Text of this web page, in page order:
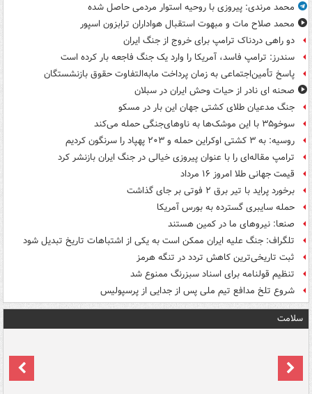
محمد مرندی: پیروزی با روحیه استوار مردمی حاصل شده
محمد صلاح مات و مبهوت استقبال هواداران ترابزون اسپور
دو راهی دردناک ترامپ برای خروج از جنگ ایران
سندرز: ترامپ فاسد، آمریکا را وارد یک جنگ فاجعه بار کرده است
پاسخ تأمین‌اجتماعی به زمان پرداخت مابه‌التفاوت حقوق بازنشستگان
صحنه ای نادر از حیات وحش ایران در سبلان
جنگ مدعیان طلای کشتی جهان این بار در مسکو
سوخو۳۵ با این موشک‌ها به ناوهای‌جنگی حمله می‌کند
روسیه: به ۳ کشتی اوکراین حمله و ۲۰۳ پهپاد را سرنگون کردیم
ترامپ مقاله‌ای را با عنوان پیروزی خیالی در جنگ ایران بازنشر کرد
قیمت جهانی طلا امروز ۱۶ مرداد
برخورد پراید با تیر برق ۲ فوتی بر جای گذاشت
حمله سایبری گسترده به بورس آمریکا
صنعا: نیروهای ما در کمین‌ هستند
تلگراف: جنگ علیه ایران ممکن است به یکی از اشتباهات تاریخ تبدیل شود
ثبت تاریخی‌ترین کاهش تردد در تنگه هرمز
تنظیم قولنامه برای اسناد سبزرنگ ممنوع شد
شروع تلخ مدافع تیم ملی پس از جدایی از پرسپولیس
سلامت